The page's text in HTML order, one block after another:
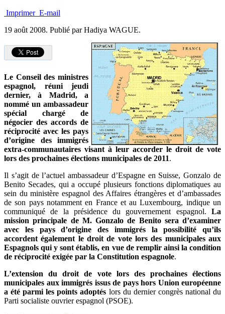
Imprimer E-mail
19 août 2008. Publié par Hadiya WAGUE.
Le Conseil des ministres
espagnol, réuni jeudi
dernier, à Madrid, a
nommé un ambassadeur
spécial chargé de
négocier des accords de
réciprocité avec les pays
d’origine des immigrés
extra-communautaires visant à leur accorder le droit de vote
lors des prochaines élections municipales de 2011.
Il s’agit de l’actuel ambassadeur d’Espagne en Suisse, Gonzalo de
Benito Secades, qui a occupé plusieurs fonctions diplomatiques au
sein du ministère espagnol des Affaires étrangères et d’ambassades
de son pays notamment en France et au Luxembourg, indique un
communiqué de la présidence du gouvernement espagnol. La
mission principale de M. Gonzalo de Benito sera d’examiner
avec les pays d’origine des immigrés la possibilité qu’ils
accordent également le droit de vote lors des municipales aux
Espagnols qui y sont établis, en vue de remplir ainsi la condition
de réciprocité exigée par la Constitution espagnole.
L’extension du droit de vote lors des prochaines élections
municipales aux immigrés issus de pays hors Union européenne
a été parmi les points adoptés lors du dernier congrès national du
Parti socialiste ouvrier espagnol (PSOE).